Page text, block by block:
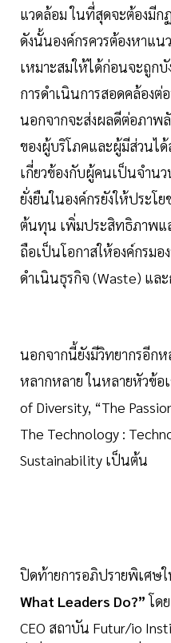
แวดล้อม ในที่สุดจะต้องมี
ดังนั้นองค์กรควรต้องหาแน
เหมาะสมให้ได้ก่อนจะถูก
การดำเนินการสอดคล้องต่
นอกจากจะส่งผลดีต่อภาพ
ของผู้บริโภคและผู้มีส่วนได้
เกี่ยวข้องกับผู้คนเป็นจำน
ยั่งยืนในองค์กรยังให้ประโ
ต้นทุน เพิ่มประสิทธิภาพแ
ถือเป็นโอกาสให้องค์กรมอ
ดำเนินธุรกิจ (Waste) แล
นอกจากนี้ยังมีวิทยากรอีก
หลากหลาย ในหลายหัวข้อ
of Diversity, “The
The Technology :
Sustainability เป็นต้น
ปิดท้ายการอภิปรายพิเศษ
What Leaders Do?”โดย
CEO สถาบัน Futur/io